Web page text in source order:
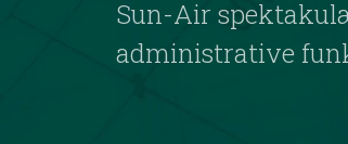
Sun-Air
administrative